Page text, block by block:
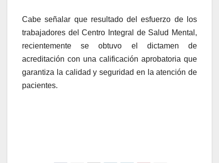
Cabe señalar que resultado del esfuerzo de los
trabajadores del Centro Integral de Salud Mental,
recientemente se obtuvo el dictamen de
acreditación con una calificación aprobatoria que
garantiza la calidad y seguridad en la atención de
pacientes.